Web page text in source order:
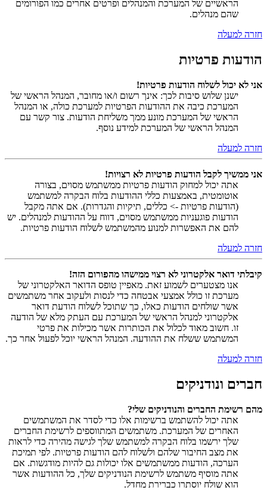
הראשיים של המערכת והמנהלים ופרטים אחרים כמו הפורומים
שהם מנהלים.
חזרה למעלה
הודעות פרטיות
אני לא יכול לשלוח הודעות פרטיות!
ישנן שלוש סיבות לכך: אינך רשום ו/או מחובר, המנהל הראשי של
המערכת כיבה את ההודעות הפרטיות למערכת כולה, או המנהל
הראשי של המערכת מונע ממך משליחת הודעות. צור קשר עם
המנהל הראשי של המערכת למידע נוסף.
חזרה למעלה
אני ממשיך לקבל הודעות פרטיות לא רצויות!
אתה יכול למחוק הודעות פרטיות ממשתמש מסוים, בצורה
אוטומטית, באמצעות כללי ההודעות בלוח הבקרה למשתמש
(הודעות פרטיות -> כללים, תיקיות והגדרות). אם אתה מקבל
הודעות פוגעניות ממשתמש מסוים, דווח על ההודעות למנהלים. יש
להם את האפשרות למנוע מהמשתמש לשלוח הודעות פרטיות.
חזרה למעלה
קיבלתי דואר אלקטרוני לא רצוי ממישהו מהפורום הזה!
אנו מצטערים לשמוע זאת. מאפיין טופס הדואר האלקטרוני של
מערכת זו כולל אמצעי אבטחה כדי לנסות ולעקוב אחר משתמשים
אשר שולחים הודעות כאלו, כך שתוכל לשלוח הודעת דואר
אלקטרוני למנהל הראשי של המערכת עם העתק מלא של הודעה
זו. חשוב מאוד לכלול את הכותרות אשר מכילות את פרטי
המשתמש ששלח את ההודעה. המנהל הראשי יוכל לפעול אחר כך.
חזרה למעלה
חברים ונודניקים
מהם רשימת החברים והנודניקים שלי?
אתה יכול להשתמש ברשימות אלו כדי לסדר את המשתמשים
האחרים של המערכת. משתמשים המתווספים לרשימת החברים
שלך ירשמו בלוח הבקרה למשתמש שלך לגישה מהירה כדי לראות
את מצב החיבור שלהם ולשלוח להם הודעות פרטיות. לפי תמיכת
הערכה, הודעות ממשתמשים אלו יכולות גם להיות מודגשות. אם
אתה מוסיף משתמש לרשימת הנודניקים שלך, כל ההודעות אשר
הוא שולח יוסתרו כברירת מחדל.